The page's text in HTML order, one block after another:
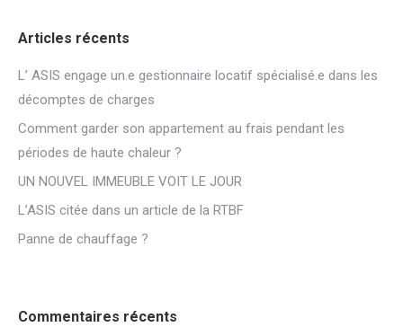
Articles récents
L’ ASIS engage un.e gestionnaire locatif spécialisé.e dans les
décomptes de charges
Comment garder son appartement au frais pendant les
périodes de haute chaleur ?
UN NOUVEL IMMEUBLE VOIT LE JOUR
L’ASIS citée dans un article de la RTBF
Panne de chauffage ?
Commentaires récents